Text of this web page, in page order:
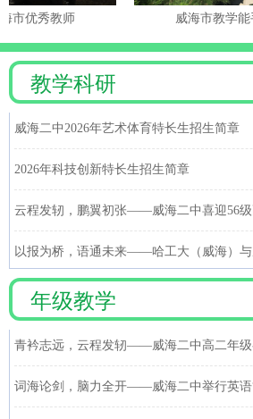
【二中党建】省级荣
秀教师 威海市教学能手
教学科研
威海二中2026年艺术体育特长生招生简章
2026年科技创新特长生招生简章
云程发轫，鹏翼初张——威海二中喜迎56级
以报为桥，语通未来——哈工大（威海）
年级教学
青衿志远，云程发轫——威海二中高二年级
词海论剑，脑力全开——威海二中举行英语